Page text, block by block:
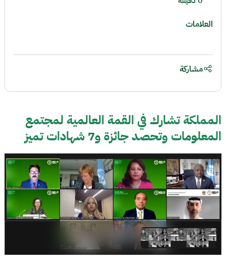
المملكة تشارك في القمة العالمية لمجتمع
المعلومات وتحصد جائزة و7 شهادات تميز
العلامات
مشاركة